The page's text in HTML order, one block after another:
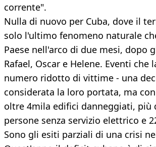
corrente".
Nulla di nuovo per Cuba, dove il
solo l'ultimo fenomeno naturale
Paese nell'arco di due mesi, dopo
Rafael, Oscar e Helene. Eventi che
numero ridotto di vittime - una
considerata la loro portata, ma
oltre 4mila edifici danneggiati, più
persone senza servizio elettrico e
Sono gli esiti parziali di una crisi